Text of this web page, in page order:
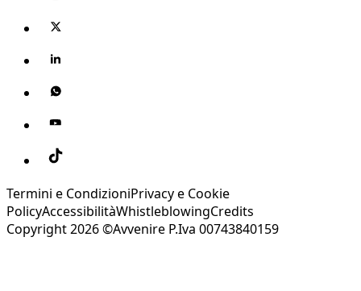
Termini e CondizioniPrivacy e Cookie
PolicyAccessibilitàWhistleblowingCredits
Copyright 2026 ©Avvenire P.Iva 00743840159